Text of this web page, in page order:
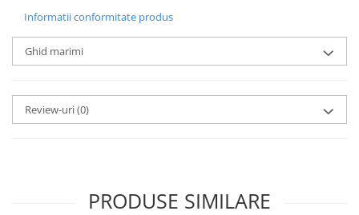
Informatii conformitate produs
Ghid marimi
Review-uri(0)
PRODUSE SIMILARE